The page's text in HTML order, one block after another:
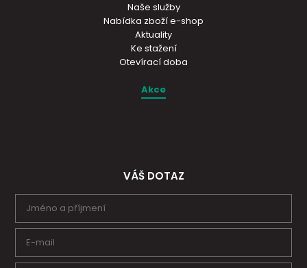
Naše služby
Nabídka zboží e-shop
Aktuality
Ke stažení
Otevírací doba
Akce
VÁŠ DOTAZ